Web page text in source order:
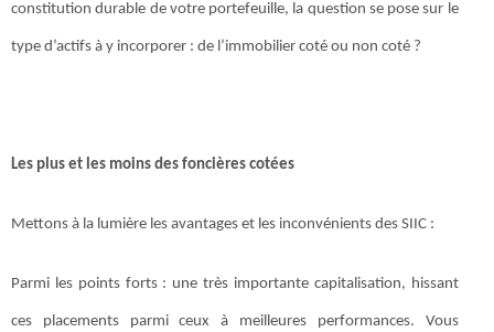
constitution durable de votre portefeuille, la question se pose sur le
type d’actifs à y incorporer : de l’immobilier coté ou non coté ?
Les plus et les moins des foncières cotées
Mettons à la lumière les avantages et les inconvénients des SIIC :
Parmi les points forts : une très importante capitalisation, hissant
ces placements parmi ceux à meilleures performances. Vous